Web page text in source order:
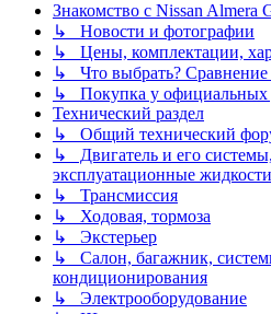
Знакомство с Nissan Almera
↳ Новости и фотографии
↳ Цены, комплектации,
↳ Что выбрать? Сравнение
↳ Покупка у официальных
Технический раздел
↳ Общий технический
↳ Двигатель и его
эксплуатационные жидкости
↳ Трансмиссия
↳ Ходовая, тормоза
↳ Экстерьер
↳ Салон, багажник,
кондиционирования
↳ Электрооборудование